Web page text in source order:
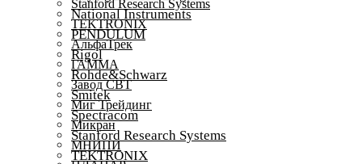
Stanford Research Systems
TEKTRONIX
АльфаТрек
ГАММА
Завод СВТ
Миг Трейдинг
Микран
МНИПИ
National Instruments
PENDULUM
Rigol
Rohde&Schwarz
Smitek
Spectracom
Stanford Research Systems
TEKTRONIX